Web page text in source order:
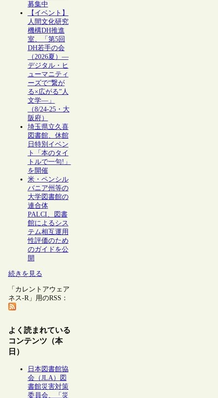
募集中
【イベント】
人間文化研究
機構DH推進
室、「第5回
DH若手の会
（2026夏）―
デジタル・ヒ
ューマニティ
ーズで“繋が
る×広がる”人
文学―」
（8/24-25・大
阪府）
埼玉県立久喜
図書館、休館
日特別イベン
ト「本のタイ
トルで一句!」
を開催
米・ペンシル
バニア州等の
大学図書館の
連合体
PALCI、図書
館によるシス
テム相互運用
性評価のため
のガイドを公
開
続きを見る
「カレントアウェア
ネス-R」用のRSS：
よく読まれている
コンテンツ（本
日）
日本図書館協
会（JLA）図
書館災害対策
委員会、「災